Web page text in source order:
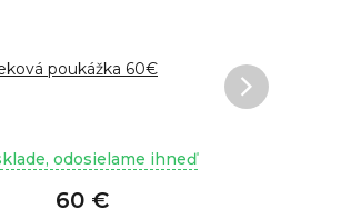
poukážka 60€
odosielame ihneď
60 €